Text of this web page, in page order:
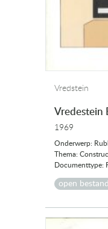
Vredstein
Vredestein
1969
Onderwerp:
Thema:
Documenttype:
open bestand